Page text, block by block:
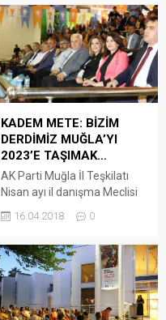
KADEM METE: BİZİM
DERDİMİZ MUĞLA’YI
2023’E TAŞIMAK…
AK Parti Muğla İl Teşkilatı
Nisan ayı il danışma Meclisi
toplantısını gerçekleştirdi.
Toplantıya MKYK üyesi
Kadem Mete, Milletvekili
Nihat Öztürk, önceki dönem
milletvekilleri Seyfi
Terzibaşıoğlu, Mehmet Nil
16.04.2018 0